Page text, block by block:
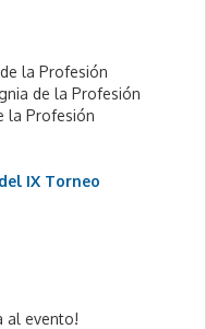
la Profesión
de la Profesión
la Profesión
del IX Torneo
al evento!